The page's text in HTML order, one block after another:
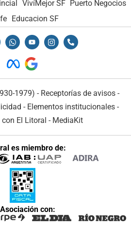
VivíMejor SF Puerto Negocios
Educacion SF
1979) - Receptorías de avisos -
- Elementos institucionales -
El Litoral - MediaKit
es miembro de:
con: